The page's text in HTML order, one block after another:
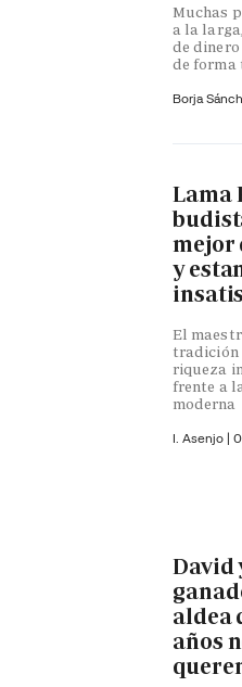
Muchas
a la
de
de forma
Borja
Lama
mejor
y
El
tradición
riqueza
frente a
moderna
I. Asenjo |
David
aldea
años